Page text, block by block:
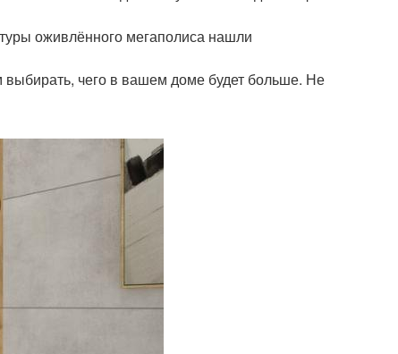
оживлённого мегаполиса нашли
чего в вашем доме будет больше. Не